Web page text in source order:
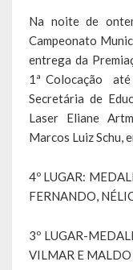
Desenvolvimento
Desenvolvimento
Educação, Cultura,
Saúde
Histórias
Na noite de
Campeonato
entrega da
1ª Colocação até
Secretária de
Laser Eliane
Marcos Luiz Schu,
4º LUGAR:
FERNANDO,
3º LUGAR-
VILMAR E MALDO